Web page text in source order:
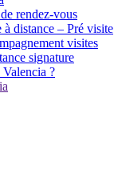
rendez-vous
distance – Pré visite
visites
signature
?